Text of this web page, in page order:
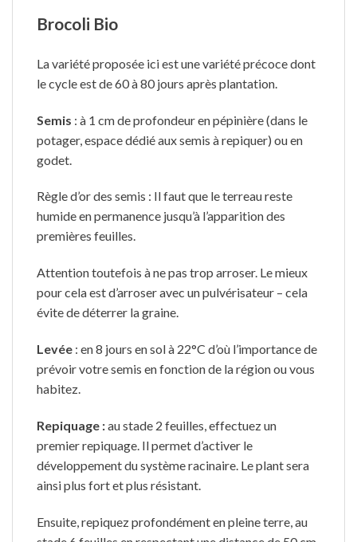
Brocoli Bio
La variété proposée ici est une variété précoce dont
le cycle est de 60 à 80 jours après plantation.
Semis : à 1 cm de profondeur en pépinière (dans le
potager, espace dédié aux semis à repiquer) ou en
godet.
Règle d’or des semis : Il faut que le terreau reste
humide en permanence jusqu’à l’apparition des
premières feuilles.
Attention toutefois à ne pas trop arroser. Le mieux
pour cela est d’arroser avec un pulvérisateur – cela
évite de déterrer la graine.
Levée : en 8 jours en sol à 22°C d’où l’importance de
prévoir votre semis en fonction de la région ou vous
habitez.
Repiquage :au stade 2 feuilles, effectuez un
premier repiquage. Il permet d’activer le
développement du système racinaire. Le plant sera
ainsi plus fort et plus résistant.
Ensuite, repiquez profondément en pleine terre, au